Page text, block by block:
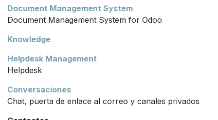
Document Management System
Document Management System for Odoo
Knowledge
Helpdesk Management
Helpdesk
Conversaciones
Chat, puerta de enlace al correo y canales privados